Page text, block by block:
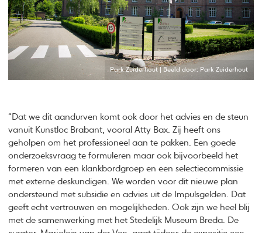
Park Zuiderhout | Beeld door: Park Zuiderhout
“Dat we dit aandurven komt ook door het advies en de steun
vanuit Kunstloc Brabant, vooral Atty Bax. Zij heeft ons
geholpen om het professioneel aan te pakken. Een goede
onderzoeksvraag te formuleren maar ook bijvoorbeeld het
formeren van een klankbordgroep en een selectiecommissie
met externe deskundigen. We worden voor dit nieuwe plan
ondersteund met subsidie en advies uit de Impulsgelden. Dat
geeft echt vertrouwen en mogelijkheden. Ook zijn we heel blij
met de samenwerking met het Stedelijk Museum Breda. De